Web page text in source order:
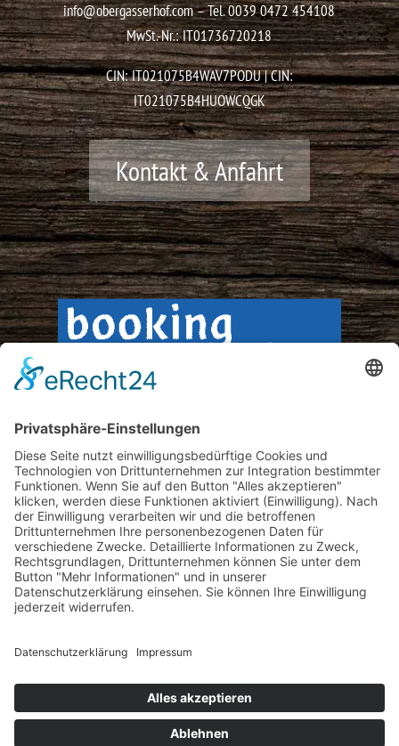
info@obergasserhof.com– Tel.0039 0472 454108
MwSt.-Nr.: IT01736720218
CIN: IT021075B4WAV7PODU | CIN:
IT021075B4HUOWCQGK
Kontakt & Anfahrt
© Obergasserhof
Impressum
MwSt.-Nr.: IT01736720218
powered by